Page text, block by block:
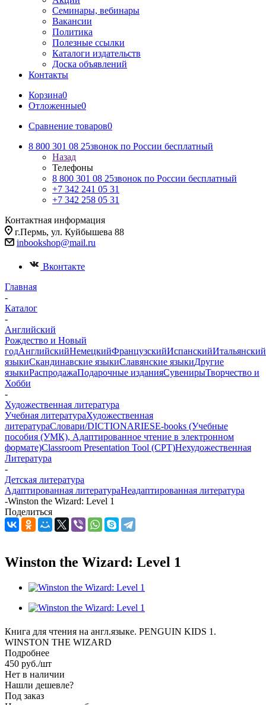
Семинары, вебинары
Вакансии
Политика
Полезные ссылки
Каталоги издательств
Доска объявлений
Контакты
Корзина0
Отложенные0
Сравнение товаров0
8 800 301 08 25звонок по России бесплатный
Назад
Телефоны
8 800 301 08 25звонок по России бесплатный
+7 342 241 05 31
+7 342 258 05 31
Контактная информация
г.Пермь, ул. Куйбышева 88
inbookshop@mail.ru
Вконтакте
Главная
-
Каталог
-
Английский
Рождество и Новый
годАнглийскийНемецкийФранцузскийИспанскийИтальянский
языкиСкандинавские языкиСлавянские языкиДругие
языкиРаспродажаПодарочные изданияСувенирыТворчество и
Хобби
-
Художественная литература
Учебная литератураХудожественная
литератураСловари/DICTIONARIESE-books (Учебные
пособия (УМК), Адаптированное чтение в электронном
формате)Classroom Presentation Tool (CPT)Нехудожественная
Литература
-
Детская литература
Адаптированная литератураНеадаптированная литература
-Winston the Wizard: Level 1
Поделиться
Winston the Wizard: Level 1
Книга для чтения на англ.языке. PENGUIN KIDS 1.
WINSTON THE WIZARD
Подробнее
450 руб./шт
Нет в наличии
Нашли дешевле?
Под заказ